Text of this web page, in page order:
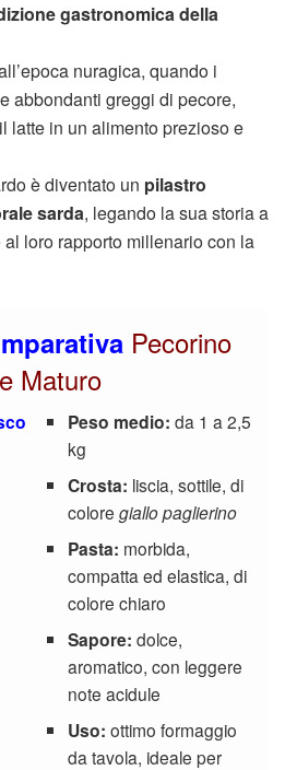
gastronomica della
nuragica, quando i
abbondanti greggi di pecore,
latte in un alimento prezioso e
è diventato un pilastro
sarda, legando la sua storia a
loro rapporto millenario con la
Pecorino
Maturo
Peso medio: da 1 a 2,5
kg
Crosta: liscia, sottile, di
colore giallo paglierino
Pasta: morbida,
compatta ed elastica, di
colore chiaro
Sapore: dolce,
aromatico, con leggere
note acidule
Uso: ottimo formaggio
da tavola, ideale per